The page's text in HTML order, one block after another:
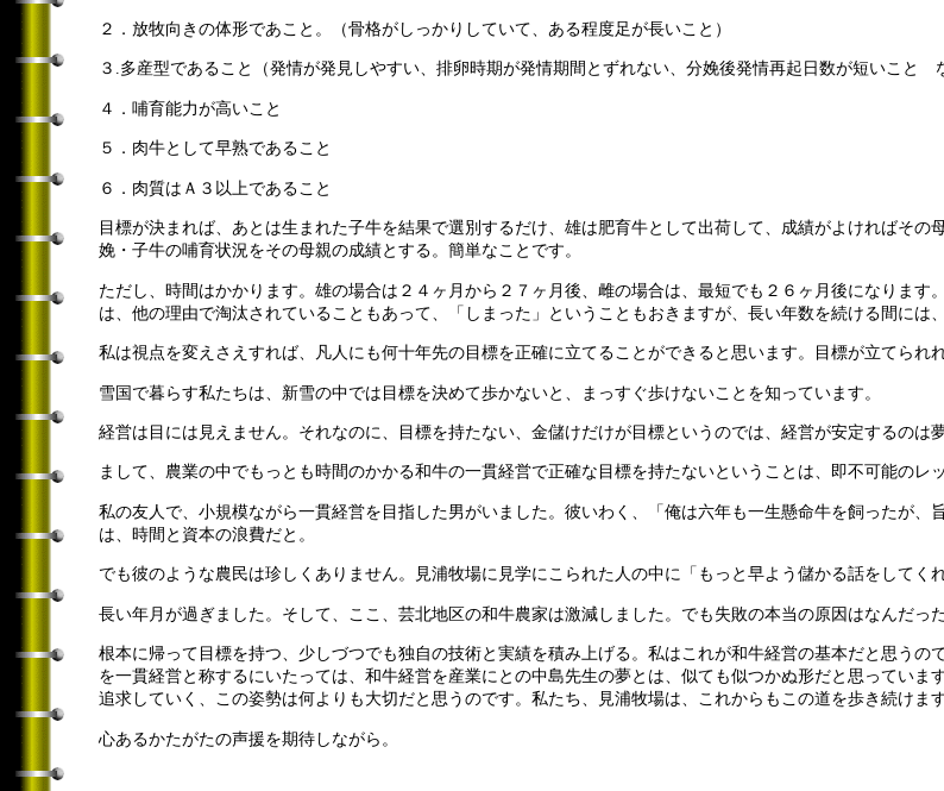
２．放牧向きの体形であこと。（骨格がしっかりしていて、ある程度足が長いこと）
３.多産型であること（発情が発見しやすい、排卵時期が発情期間とずれない、分娩後発情再起日数が短いこと
４．哺育能力が高いこと
５．肉牛として早熟であること
６．肉質はＡ３以上であること
目標が決まれば、あとは生まれた子牛を結果で選別するだけ、雄は肥育牛として出荷して、成績がよければそ
娩・子牛の哺育状況をその母親の成績とする。簡単なことです。
ただし、時間はかかります。雄の場合は２４ヶ月から２７ヶ月後、雌の場合は、最短でも２６ヶ月後になりま
は、他の理由で淘汰されていることもあって、「しまった」ということもおきますが、長い年数を続ける間には
私は視点を変えさえすれば、凡人にも何十年先の目標を正確に立てることができると思います。目標が立てられ
雪国で暮らす私たちは、新雪の中では目標を決めて歩かないと、まっすぐ歩けないことを知っています。
経営は目には見えません。それなのに、目標を持たない、金儲けだけが目標というのでは、経営が安定するのは夢
まして、農業の中でもっとも時間のかかる和牛の一貫経営で正確な目標を持たないということは、即不可能のレ
私の友人で、小規模ながら一貫経営を目指した男がいました。彼いわく、「俺は六年も一生懸命牛を飼ったが
は、時間と資本の浪費だと。
でも彼のような農民は珍しくありません。見浦牧場に見学にこられた人の中に「もっと早よう儲かる話をしてく
長い年月が過ぎました。そして、ここ、芸北地区の和牛農家は激減しました。でも失敗の本当の原因はなんだっ
根本に帰って目標を持つ、少しづつでも独自の技術と実績を積み上げる。私はこれが和牛経営の基本だと思う
を一貫経営と称するにいたっては、和牛経営を産業にとの中島先生の夢とは、似ても似つかぬ形だと思ってい
追求していく、この姿勢は何よりも大切だと思うのです。私たち、見浦牧場は、これからもこの道を歩き続けます
心あるかたがたの声援を期待しながら。